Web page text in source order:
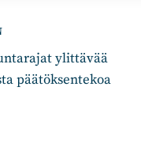
ylittävää
päätöksentekoa